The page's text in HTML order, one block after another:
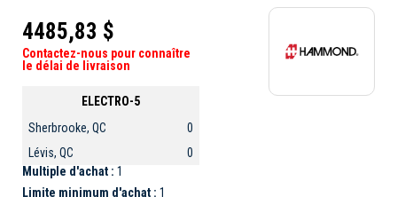
4485,83 $
Contactez-nous pour connaître
le délai de livraison
ELECTRO-5
Sherbrooke, QC
0
Lévis, QC
0
Multiple d'achat : 1
Limite minimum d'achat : 1